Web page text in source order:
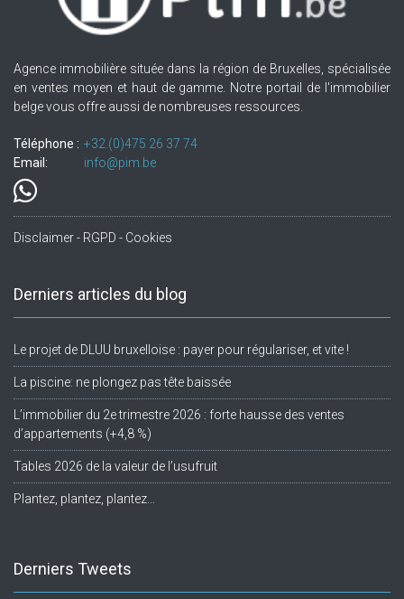
Agence immobilière située dans la région de Bruxelles, spécialisée
en ventes moyen et haut de gamme. Notre portail de l'immobilier
belge vous offre aussi de nombreuses ressources.
Téléphone : +32.(0)475 26 37 74
Email:
info@pim.be
Disclaimer - RGPD - Cookies
Derniers articles du blog
Le projet de DLUU bruxelloise : payer pour régulariser, et vite !
La piscine: ne plongez pas tête baissée
L’immobilier du 2e trimestre 2026 : forte hausse des ventes
d’appartements (+4,8 %)
Tables 2026 de la valeur de l’usufruit
Plantez, plantez, plantez…
Derniers Tweets